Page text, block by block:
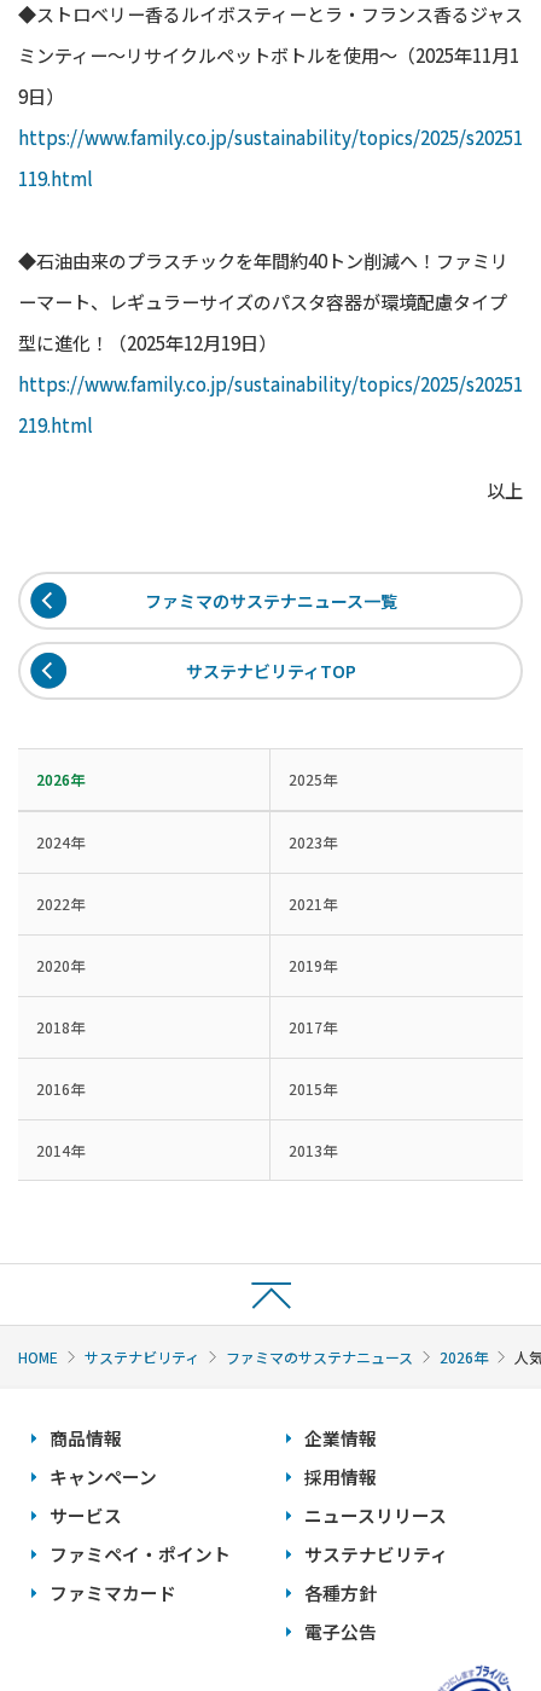
◆ストロベリー香るルイボスティーとラ・フランス香るジャス
ミンティー～リサイクルペットボトルを使用～（2025年11月1
9日）
https://www.family.co.jp/sustainability/topics/2025/s20251
119.html
◆石油由来のプラスチックを年間約40トン削減へ！ファミリ
ーマート、レギュラーサイズのパスタ容器が環境配慮タイプ
型に進化！（2025年12月19日）
https://www.family.co.jp/sustainability/topics/2025/s20251
219.html
以上
ファミマのサステナニュース一覧
サステナビリティTOP
2026年 2025年
2024年 2023年
2022年 2021年
2020年 2019年
2018年 2017年
2016年 2015年
2014年 2013年
HOME サステナビリティ ファミマのサステナニュース 2026年 人
商品情報
キャンペーン
サービス
ファミペイ・ポイント
ファミマカード
企業情報
採用情報
ニュースリリース
サステナビリティ
各種方針
電子公告